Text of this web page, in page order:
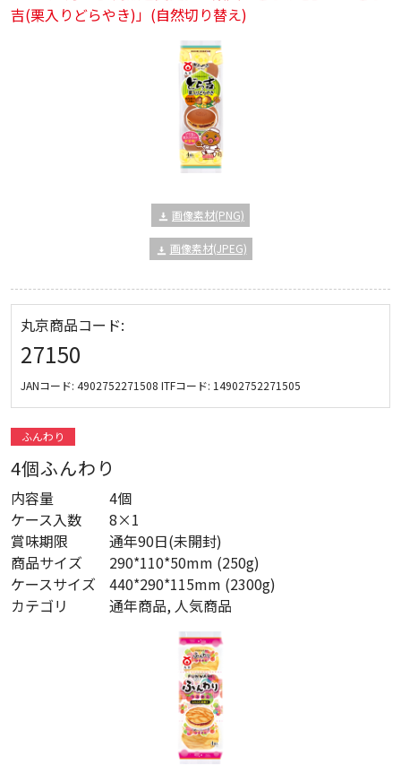
吉(栗入りどらやき)」(自然切り替え)
画像素材(PNG)
画像素材(JPEG)
丸京商品コード:
27150
JANコード: 4902752271508 ITFコード: 14902752271505
ふんわり
4個ふんわり
内容量
4個
ケース入数
8×1
賞味期限
通年90日(未開封)
商品サイズ
290*110*50mm (250g)
ケースサイズ
440*290*115mm (2300g)
カテゴリ
通年商品, 人気商品